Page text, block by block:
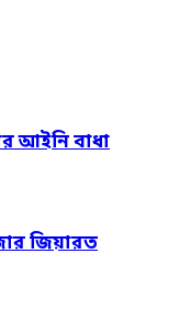
আইনি বাধা
জিয়ারত